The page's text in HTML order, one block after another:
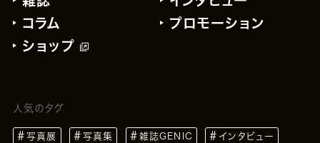
コラム
プロモーション
ショップ
人気のタグ
写真展 写真集 雑誌GENIC インタビュー